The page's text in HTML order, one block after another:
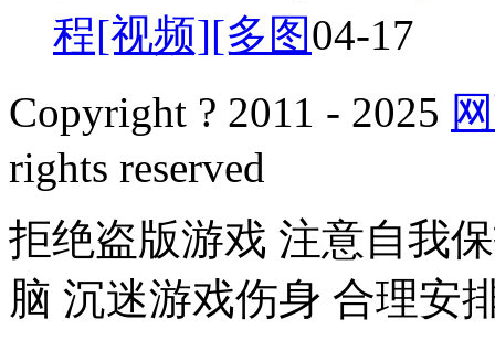
程[视频][多图04-17
Copyright ? 2011 - 2025
rights reserved
拒绝盗版游戏 注意自我
脑 沉迷游戏伤身 合理安